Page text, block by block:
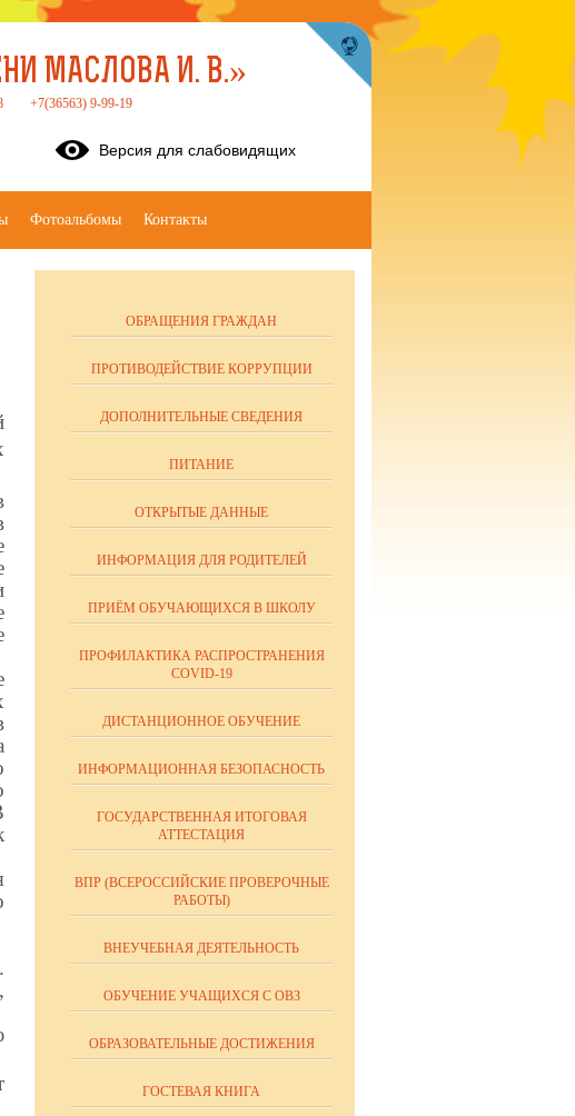
ОБРАЩЕНИЯ ГРАЖДАН
ПРОТИВОДЕЙСТВИЕ КОРРУПЦИИ
ДОПОЛНИТЕЛЬНЫЕ СВЕДЕНИЯ
ПИТАНИЕ
ОТКРЫТЫЕ ДАННЫЕ
ИНФОРМАЦИЯ ДЛЯ РОДИТЕЛЕЙ
ПРИЁМ ОБУЧАЮЩИХСЯ В ШКОЛУ
ПРОФИЛАКТИКА РАСПРОСТРАНЕНИЯ
COVID-19
ДИСТАНЦИОННОЕ ОБУЧЕНИЕ
ИНФОРМАЦИОННАЯ БЕЗОПАСНОСТЬ
ГОСУДАРСТВЕННАЯ ИТОГОВАЯ
АТТЕСТАЦИЯ
ВПР (ВСЕРОССИЙСКИЕ ПРОВЕРОЧНЫЕ
РАБОТЫ)
ВНЕУЧЕБНАЯ ДЕЯТЕЛЬНОСТЬ
ОБУЧЕНИЕ УЧАЩИХСЯ С ОВЗ
ОБРАЗОВАТЕЛЬНЫЕ ДОСТИЖЕНИЯ
ГОСТЕВАЯ КНИГА
МАСЛОВА И. В.»
+7(36563) 9-99-19
Версия для слабовидящих
Фотоальбомы Контакты